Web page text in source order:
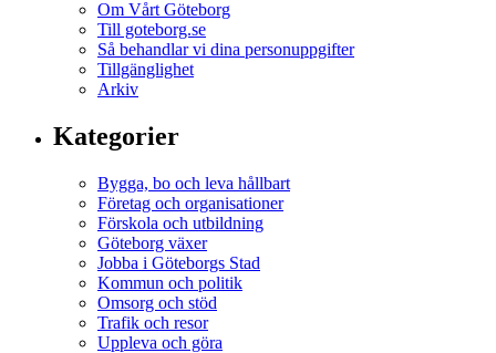
Om Vårt Göteborg
Till goteborg.se
Så behandlar vi dina personuppgifter
Tillgänglighet
Arkiv
Kategorier
Bygga, bo och leva hållbart
Företag och organisationer
Förskola och utbildning
Göteborg växer
Jobba i Göteborgs Stad
Kommun och politik
Omsorg och stöd
Trafik och resor
Uppleva och göra